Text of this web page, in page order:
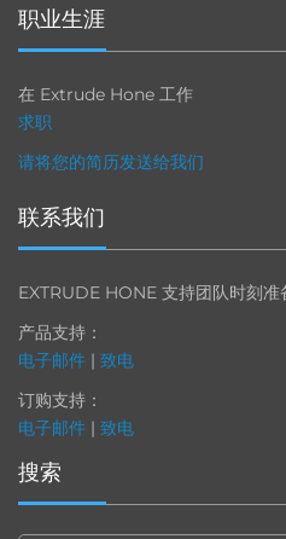
职业生涯
在 Extrude Hone 工作
求职
请将您的简历发送给我们
联系我们
EXTRUDE HONE 支持团队时刻准
产品支持：
电子邮件 | 致电
订购支持：
电子邮件 | 致电
搜索